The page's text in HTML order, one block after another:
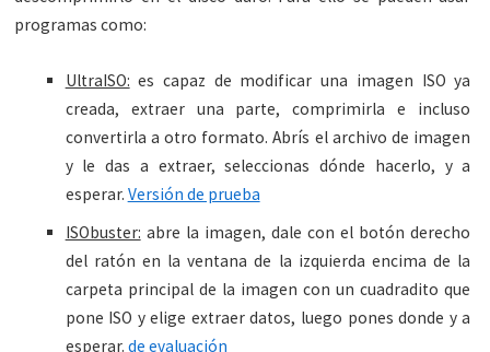
programas como:
UltraISO: es capaz de modificar una imagen ISO ya
creada, extraer una parte, comprimirla e incluso
convertirla a otro formato. Abrís el archivo de imagen
y le das a extraer, seleccionas dónde hacerlo, y a
esperar. Versión de prueba
ISObuster: abre la imagen, dale con el botón derecho
del ratón en la ventana de la izquierda encima de la
carpeta principal de la imagen con un cuadradito que
pone ISO y elige extraer datos, luego pones donde y a
esperar. de evaluación